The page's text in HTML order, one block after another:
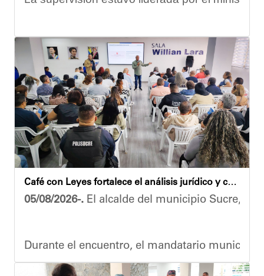
Las obras en ejecución contemplan la pintura
El alcalde Diógenes Lara expresó sus
"Damos las gracias por esta recuperación en
​Por su parte, el gobernador del estado
​"Tenemos un desafío en todo el estado
Finalmente, el ministro de Educación, Héctor
Esta jornada ratifica el esfuerzo articulado
Café con Leyes fortalece el análisis jurídico y constitucional en el municipio Sucre
05/08/2026-. El alcalde del municipio Sucre,
Durante el encuentro, el mandatario